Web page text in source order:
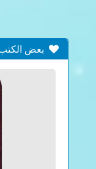
بعض
الحيوان